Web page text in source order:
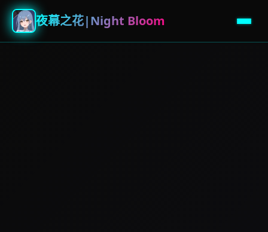
夜幕之花|Night Bloom